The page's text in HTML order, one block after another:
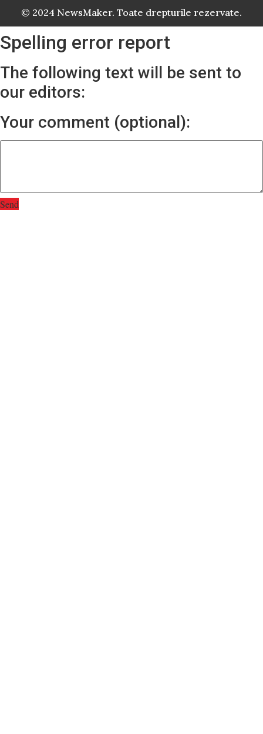
© 2024 NewsMaker. Toate drepturile rezervate.
Spelling error report
The following text will be sent to
our editors:
Your comment (optional):
Send